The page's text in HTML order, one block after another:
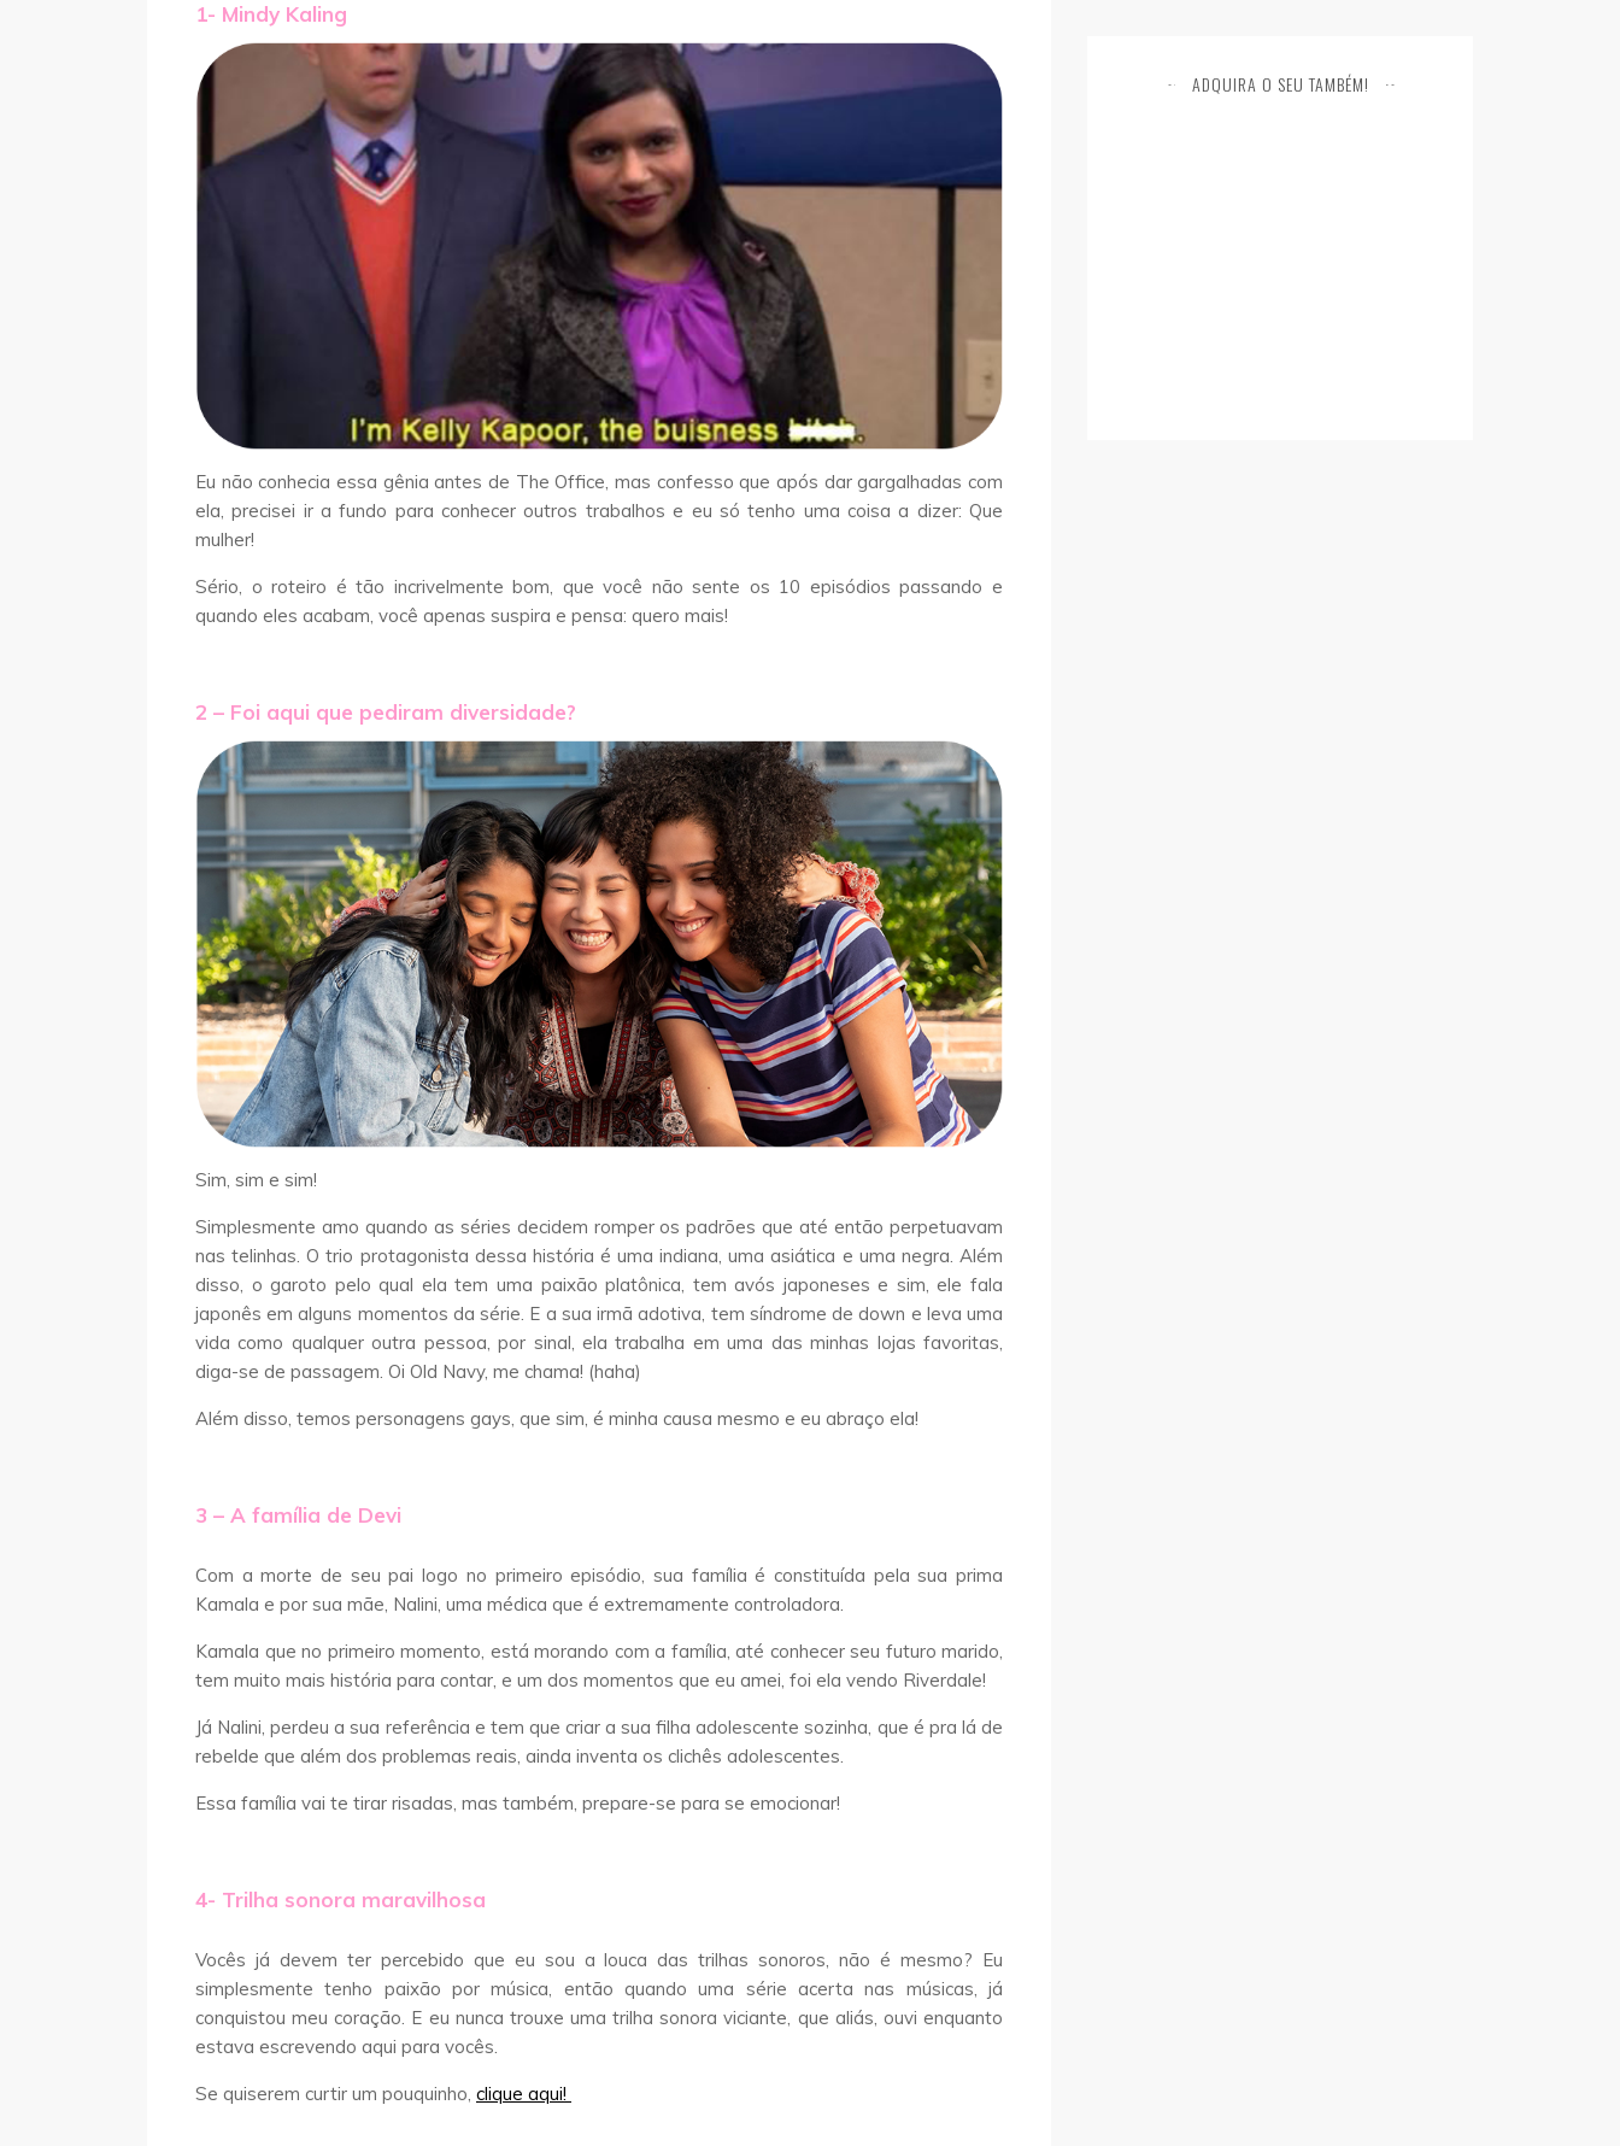
1- Mindy Kaling
Eu não conhecia essa gênia antes de The Office, mas confesso que após dar gargalhadas com
ela, precisei ir a fundo para conhecer outros trabalhos e eu só tenho uma coisa a dizer: Que
mulher!
Sério, o roteiro é tão incrivelmente bom, que você não sente os 10 episódios passando e
quando eles acabam, você apenas suspira e pensa: quero mais!
2 – Foi aqui que pediram diversidade?
Sim, sim e sim!
Simplesmente amo quando as séries decidem romper os padrões que até então perpetuavam
nas telinhas. O trio protagonista dessa história é uma indiana, uma asiática e uma negra. Além
disso, o garoto pelo qual ela tem uma paixão platônica, tem avós japoneses e sim, ele fala
japonês em alguns momentos da série. E a sua irmã adotiva, tem síndrome de down e leva uma
vida como qualquer outra pessoa, por sinal, ela trabalha em uma das minhas lojas favoritas,
diga-se de passagem. Oi Old Navy, me chama! (haha)
Além disso, temos personagens gays, que sim, é minha causa mesmo e eu abraço ela!
3 – A família de Devi
Com a morte de seu pai logo no primeiro episódio, sua família é constituída pela sua prima
Kamala e por sua mãe, Nalini, uma médica que é extremamente controladora.
Kamala que no primeiro momento, está morando com a família, até conhecer seu futuro marido,
tem muito mais história para contar, e um dos momentos que eu amei, foi ela vendo Riverdale!
Já Nalini, perdeu a sua referência e tem que criar a sua filha adolescente sozinha, que é pra lá de
rebelde que além dos problemas reais, ainda inventa os clichês adolescentes.
Essa família vai te tirar risadas, mas também, prepare-se para se emocionar!
4- Trilha sonora maravilhosa
Vocês já devem ter percebido que eu sou a louca das trilhas sonoros, não é mesmo? Eu
simplesmente tenho paixão por música, então quando uma série acerta nas músicas, já
conquistou meu coração. E eu nunca trouxe uma trilha sonora viciante, que aliás, ouvi enquanto
estava escrevendo aqui para vocês.
Se quiserem curtir um pouquinho, clique aqui!
ADQUIRA O SEU TAMBÉM!